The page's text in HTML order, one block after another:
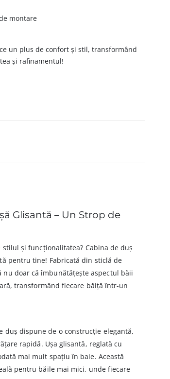
montare
un plus de confort și stil, transformând
și rafinamentul!
Glisantă – Un Strop de
și funcționalitatea? Cabina de duș
pentru tine! Fabricată din sticlă de
nu doar că îmbunătățește aspectul băii
transformând fiecare băiță într-un
duș dispune de o construcție elegantă,
rapidă. Ușa glisantă, reglată cu
mai mult spațiu în baie. Această
pentru băile mai mici, unde fiecare